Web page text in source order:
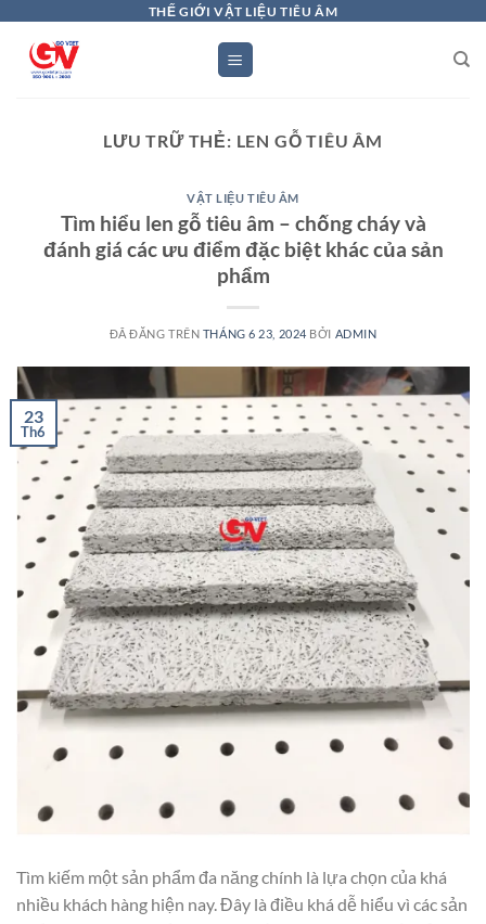
THẾ GIỚI VẬT LIỆU TIÊU ÂM
LƯU TRỮ THẺ: LEN GỖ TIÊU ÂM
VẬT LIỆU TIÊU ÂM
Tìm hiểu len gỗ tiêu âm – chống cháy và
đánh giá các ưu điểm đặc biệt khác của sản
phẩm
ĐÃ ĐĂNG TRÊN THÁNG 6 23, 2024 BỞI ADMIN
23
Th6
Tìm kiếm một sản phẩm đa năng chính là lựa chọn của khá
nhiều khách hàng hiện nay. Đây là điều khá dễ hiểu vì các sản